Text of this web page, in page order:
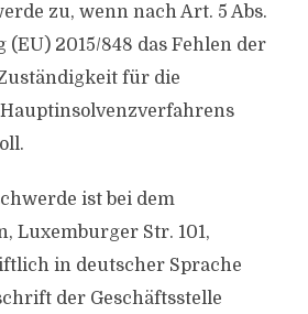
zu, wenn nach Art. 5 Abs.
(EU) 2015/848 das Fehlen der
für die
ist bei dem
Luxemburger Str. 101,
in deutscher Sprache
der Geschäftsstelle